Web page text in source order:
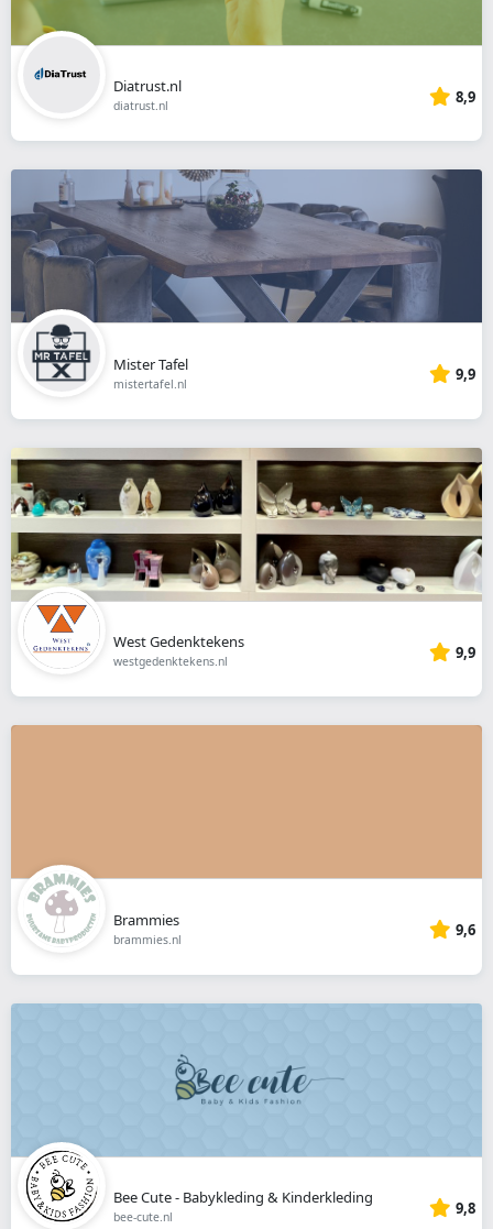
Diatrust.nl
diatrust.nl 8,9
Mister Tafel
mistertafel.nl 9,9
West Gedenktekens
westgedenktekens.nl 9,9
Brammies
brammies.nl 9,6
Bee Cute - Babykleding & Kinderkleding
bee-cute.nl 9,8